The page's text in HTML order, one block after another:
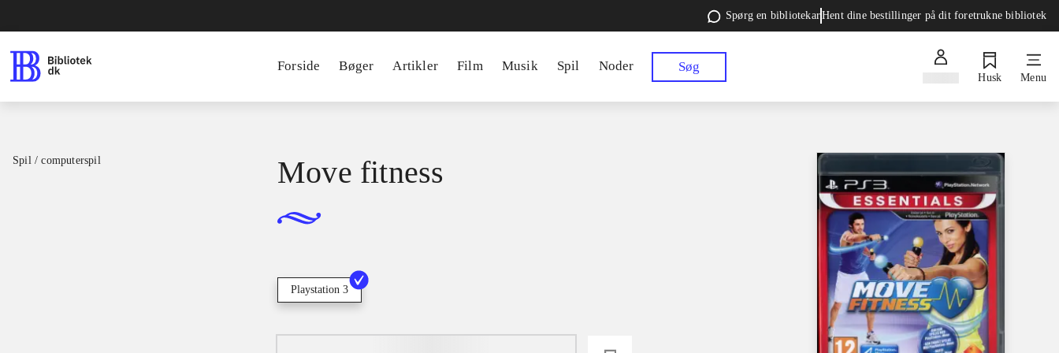
Spørg en bibliotekarHent dine bestillinger på dit foretrukne bibliotek
Forside Bøger Artikler Film Musik Spil Noder Søg
Husk Menu
Spil / computerspil Move fitness
Playstation 3